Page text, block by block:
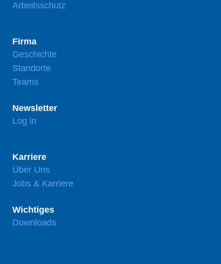
Arbeitsschutz
Firma
Geschichte
Standorte
Teams
Newsletter
Log in
Karriere
Über Uns
Jobs & Karriere
Wichtiges
Downloads